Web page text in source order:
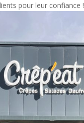
pour leur confiance !